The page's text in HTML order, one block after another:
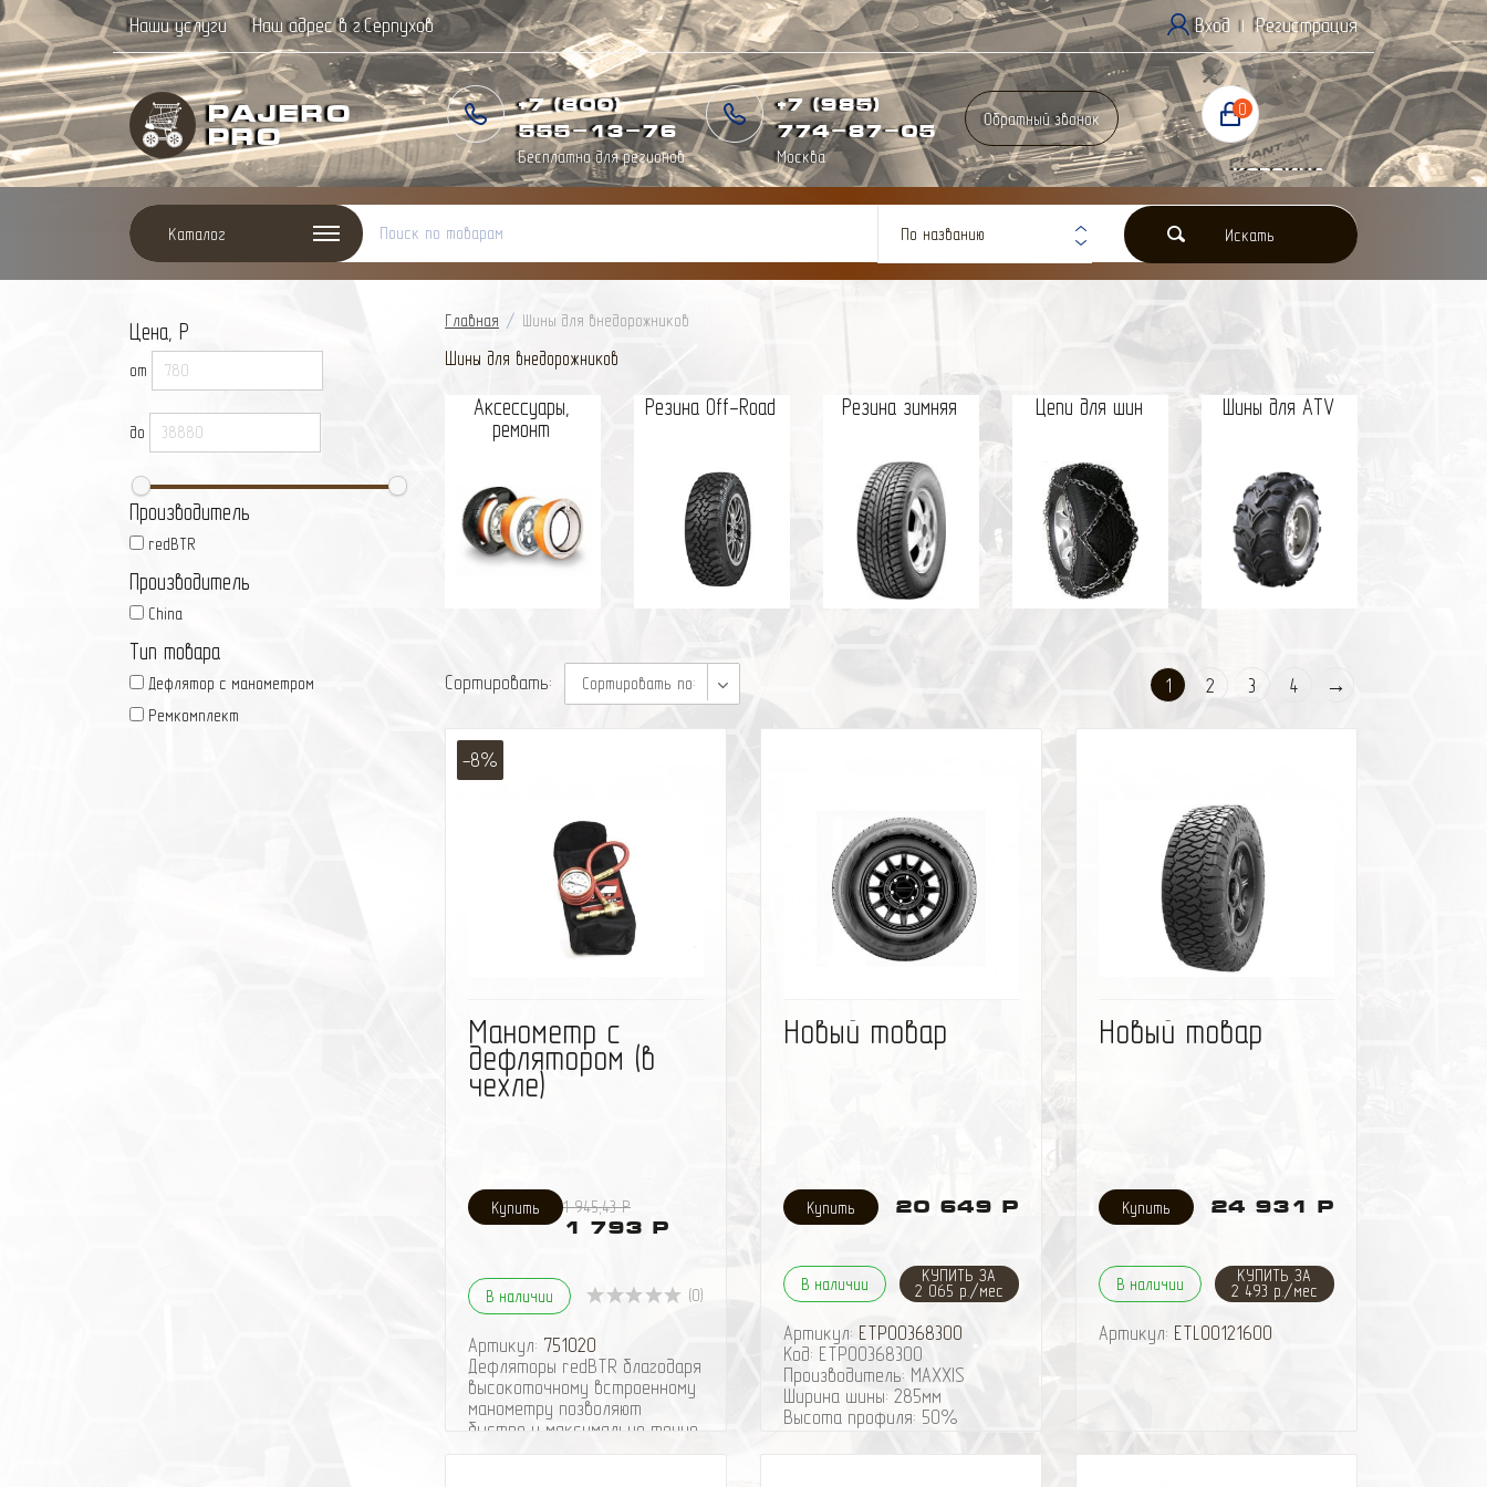
Наши услуги Наш адрес в г.Серпухов Вход | Регистрация
Pajero
Pro
+7 (800)
555-13-76
Бесплатно для регионов
+7 (985)
774-87-05
Москва
Обратный звонок
0
Корзина
0 Р
Каталог По названию Искать
Цена, Р
от
до
Производитель
redBTR
Производитель
China
Тип товара
Дефлятор с манометром
Ремкомплект
Главная / Шины для внедорожников
Шины для внедорожников
Аксессуары,
ремонт
Резина Off-Road Резина зимняя Цепи для шин Шины для ATV
Сортировать: Сортировать по: 1 2 3 4 →
-8%
Манометр с
дефлятором (в
чехле)
1 945,43 Р
1 793 Р
В наличии (0)
Артикул: 751020
Дефляторы redBTR благодаря
высокоточному встроенному
манометру позволяют
быстро и максимально точно
Новый товар
20 649 Р
В наличии
КУПИТЬ ЗА
2 065 р./мес
Артикул: ETP00368300
Код: ETP00368300
Производитель: MAXXIS
Ширина шины: 285мм
Высота профиля: 50%
Диаметр шины: 32.4"
Новый товар
24 931 Р
В наличии
КУПИТЬ ЗА
2 493 р./мес
Артикул: ETL00121600